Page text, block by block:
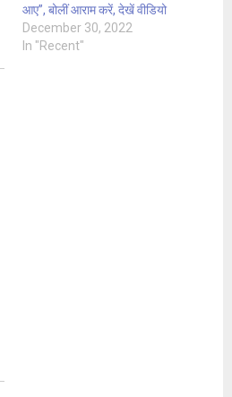
आए”, बोलीं आराम करें, देखें वीडियो
December 30, 2022
In "Recent"